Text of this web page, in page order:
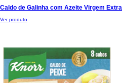
Caldo de Galinha com Azeite Virgem Extra
Ver produto